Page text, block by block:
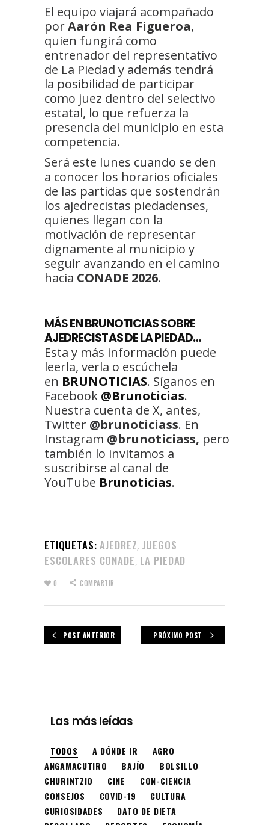
El equipo viajará acompañado
porAarón Rea Figueroa,
quien fungirá como
entrenador del representativo
de La Piedad y además tendrá
la posibilidad de participar
como juez dentro del selectivo
estatal, lo que refuerza la
presencia del municipio en esta
competencia.
Será este lunes cuando se den
a conocer los horarios oficiales
de las partidas que sostendrán
los ajedrecistas piedadenses,
quienes llegan con la
motivación de representar
dignamente al municipio y
seguir avanzando en el camino
hacia CONADE 2026.
MÁSEN BRUNOTICIAS SOBRE
AJEDRECISTAS DE LA PIEDAD…
Esta y más información puede
leerla, verla o escúchela
en BRUNOTICIAS. Síganos en
Facebook @Brunoticias.
Nuestra cuenta de X, antes,
Twitter @brunoticiass. En
Instagram @brunoticiass, pero
también lo invitamos a
suscribirse al canal de
YouTube Brunoticias.
ETIQUETAS: AJEDREZ, JUEGOS
ESCOLARES CONADE, LA PIEDAD
0 COMPARTIR
POST ANTERIOR PRÓXIMO POST
Las más leídas
TODOS A DÓNDE IR
AGRO
ANGAMACUTIRO
BAJÍO
BOLSILLO
CHURINTZIO
CINE
CON-CIENCIA
CONSEJOS
COVID-19
CULTURA
CURIOSIDADES
DATO DE DIETA